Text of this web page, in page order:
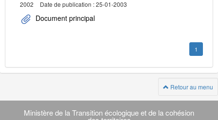
2002
Date de publication : 25-01-2003
Document principal
1
Retour au menu
Navigation
transverse
Ministère de la Transition écologique et de la cohésion